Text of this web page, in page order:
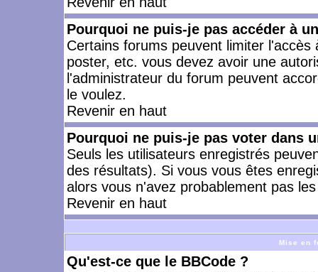
Pourquoi ne puis-je pas accéder à
Certains forums peuvent limiter
poster, etc. vous devez avoir une
l'administrateur du forum peuvent
le voulez.
Revenir en haut
Pourquoi ne puis-je pas voter dans
Seuls les utilisateurs enregistrés
des résultats). Si vous vous êtes
alors vous n'avez probablement pas
Revenir en haut
Mise en
Qu'est-ce que le BBCode ?